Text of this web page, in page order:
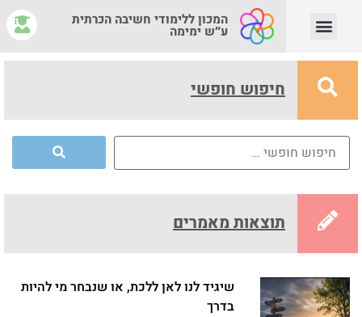
המכון ללימודי חשיבה הכרתית
ע״ש ימימה
חיפוש חופשי
תוצאות מאמרים
שיגיד לנו לאן ללכת, או שנבחר מי להיות
בדרך